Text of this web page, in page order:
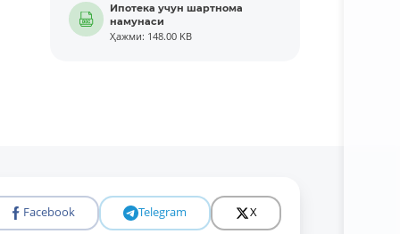
Ипотека учун шартнома
намунаси
Ҳажми: 148.00 KB
Facebook Telegram X